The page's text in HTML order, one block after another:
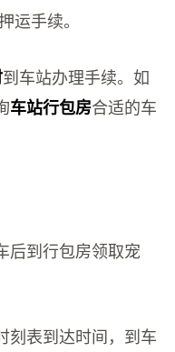
运手续。
到车站办理手续。如
车站行包房合适的车
后到行包房领取宠
刻表到达时间，到车